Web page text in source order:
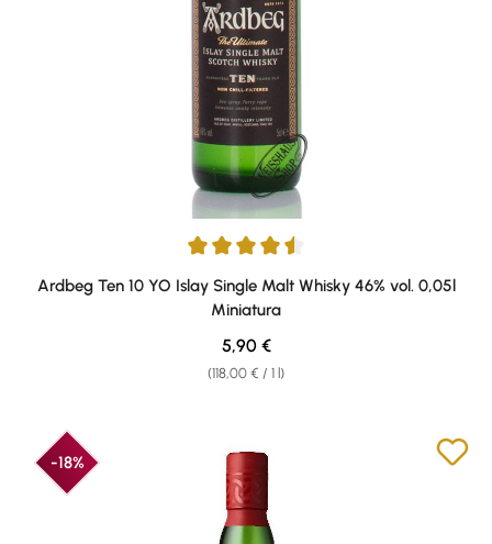
Average rating of 4.6 out of 5 stars
Ardbeg Ten 10 YO Islay Single Malt Whisky 46% vol. 0,05l
Miniatura
(118,00 € / 1 l)
Regular price:
5,90 €
-18%